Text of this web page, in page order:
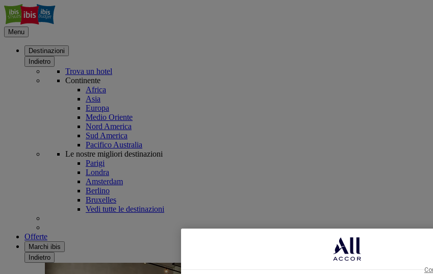
Menu
Destinazioni
Indietro
Trova un hotel
Continente
Africa
Asia
Europa
Medio Oriente
Nord America
Sud America
Pacifico Australia
Le nostre migliori destinazioni
Parigi
Londra
Amsterdam
Berlino
Bruxelles
Vedi tutte le destinazioni
Offerte
Marchi ibis
Indietro